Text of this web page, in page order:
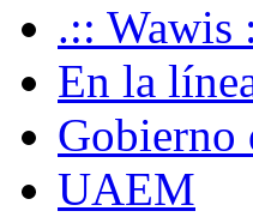
.:: Wawis
En la
Gobierno
UAEM